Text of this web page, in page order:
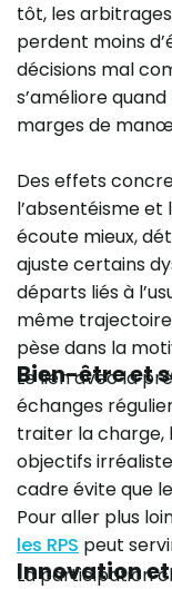
tôt, les
perdent moins
décisions mal
s’améliore
marges de
Des effets
l’absentéisme et
écoute mieux,
ajuste certains
départs liés à
même
pèse dans la
Bien-être et
Le lien avec la
échanges
traiter la charge,
objectifs
cadre évite que
Pour aller plus
les RPS peut
Innovation
La participation